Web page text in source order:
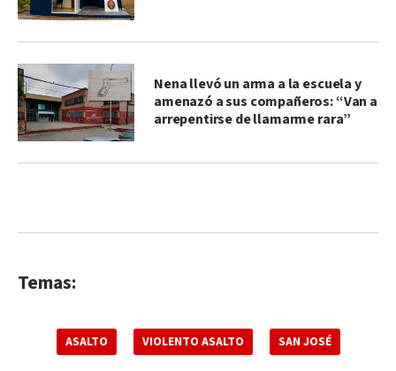
Nena llevó un arma a la escuela y
amenazó a sus compañeros: “Van a
arrepentirse de llamarme rara”
Temas:
ASALTO VIOLENTO ASALTO SAN JOSÉ